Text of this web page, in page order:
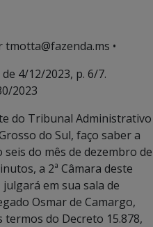
tmotta@fazenda.ms •
de 4/12/2023, p. 6/7.
2023
do Tribunal Administrativo
do Sul, faço saber a
do mês de dezembro de
a 2ª Câmara deste
em sua sala de
Osmar de Camargo,
do Decreto 15.878,